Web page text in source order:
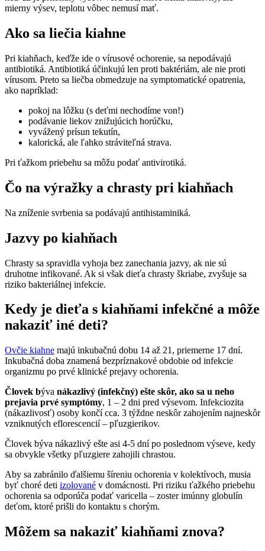
mierny výsev, teplotu vôbec nemusí mať.
Ako sa liečia kiahne
Pri kiahňach, keďže ide o vírusové ochorenie, sa nepodávajú
antibiotiká. Antibiotiká účinkujú len proti baktériám, ale nie proti
vírusom. Preto sa liečba obmedzuje na symptomatické opatrenia,
ako napríklad:
pokoj na lôžku (s deťmi nechodíme von!)
podávanie liekov znižujúcich horúčku,
vyvážený prísun tekutín,
kalorická, ale ľahko stráviteľná strava.
Pri ťažkom priebehu sa môžu podať antivirotiká.
Čo na výražky a chrasty pri kiahňach
Na zníženie svrbenia sa podávajú antihistaminiká.
Jazvy po kiahňach
Chrasty sa spravidla vyhoja bez zanechania jazvy, ak nie sú
druhotne infikované. Ak si však dieťa chrasty škriabe, zvyšuje sa
riziko bakteriálnej infekcie.
Kedy je dieťa s kiahňami infekčné a môže
nakaziť iné deti?
Ovčie kiahne majú inkubačnú dobu 14 až 21, priemerne 17 dní.
Inkubačná doba znamená bezpríznakové obdobie od infekcie
organizmu po prvé klinické prejavy ochorenia.
Človek býva nákazlivý (infekčný) ešte skôr, ako sa u neho
prejavia prvé symptómy, 1 – 2 dni pred výsevom. Infekciozita
(nákazlivosť) osoby končí cca. 3 týždne neskôr zahojením najneskôr
vzniknutých eflorescencií – pľuzgierikov.
Človek býva nákazlivý ešte asi 4-5 dní po poslednom výseve, kedy
sa obvykle všetky pľuzgiere zahojili chrastou.
Aby sa zabránilo ďalšiemu šíreniu ochorenia v kolektívoch, musia
byť choré deti izolované v domácnosti. Pri riziku ťažkého priebehu
ochorenia sa odporúča podať varicella – zoster imúnny globulín
deťom, ktoré prišli do kontaktu s chorým.
Môžem sa nakaziť kiahňami znova?